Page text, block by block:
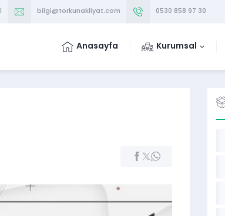
bilgi@torkunakliyat.com 0530 858 97 30
Anasayfa Kurumsal